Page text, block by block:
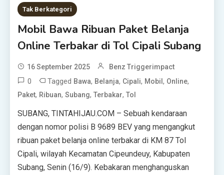
Tak Berkategori
Mobil Bawa Ribuan Paket Belanja
Online Terbakar di Tol Cipali Subang
16 September 2025 Benz Triggerimpact
0 Tagged Bawa, Belanja, Cipali, Mobil, Online,
Paket, Ribuan,Subang,Terbakar,Tol
SUBANG, TINTAHIJAU.COM – Sebuah kendaraan
dengan nomor polisi B 9689 BEV yang mengangkut
ribuan paket belanja online terbakar di KM 87 Tol
Cipali, wilayah Kecamatan Cipeundeuy, Kabupaten
Subang, Senin (16/9). Kebakaran menghanguskan